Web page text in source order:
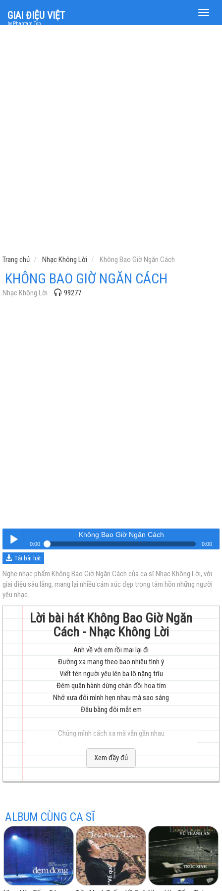
Toggle
GIAI ĐIỆU VIỆT
by Phantam Top
Trang chủ Nhạc Không Lời Không Bao Giờ Ngăn Cách
KHÔNG BAO GIỜ NGĂN CÁCH
Nhạc Không Lời 99277
Nghe
Không Bao Giờ Ngăn Cách
0:00 0:00
Không Bao Giờ Ngăn Cách
Tải bài hát
Nghe nhạc phẩm Không Bao Giờ Ngăn Cách của ca sĩ Nhạc Không Lời, với
giai điệu sâu lắng, mang lại nhiều cảm xúc đẹp trong tâm hồn những người
yêu nhạc.
Lời bài hát Không Bao Giờ Ngăn
Cách - Nhạc Không Lời
Anh về với em rồi mai lại đi
Đường xa mang theo bao nhiêu tình ý
Viết tên người yêu lên ba lô nặng trĩu
Đêm quân hành dừng chân đồi hoa tím
Nhớ xưa đôi mình hẹn nhau mà sao sáng
Đâu bằng đôi mắt em
Chúng mình cách xa mà vẫn gần nhau
Dẫu cho thời gian đem tâm tư vào nhớ
Lá rơi gọi mùa thu về sân úa
Vẫn không bao giờ
Không bao giờ
Không bao giờ ân tình lại vỡ đôi
Một người đi nghe thương sao thương nhiều quá
Dáng một người em xinh sao quá xinh màu má
Không bao giờ
Xem đầy đủ
ALBUM CÙNG CA SĨ